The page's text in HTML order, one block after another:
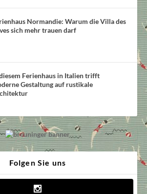
Normandie: Warum die Villa des
sich mehr trauen darf
Ferienhaus in Italien trifft
Gestaltung auf rustikale
Folgen Sie uns